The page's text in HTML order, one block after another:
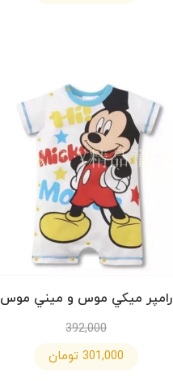
رامپر ميكي موس و ميني موس
392,000
301,000 تومان